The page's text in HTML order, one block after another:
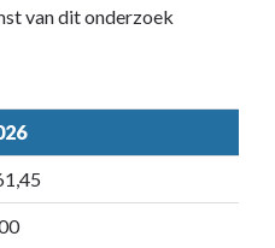
van dit onderzoek